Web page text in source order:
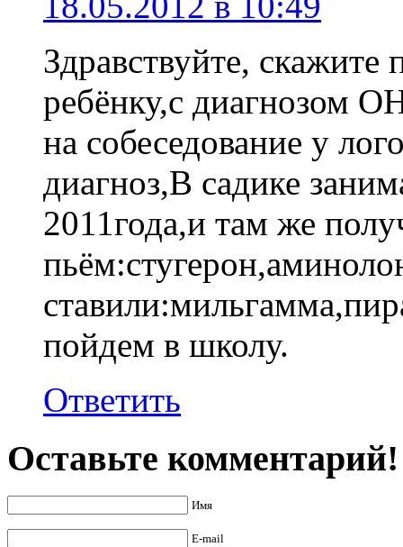
Здравствуйте,
ребёнку,с диагнозом
на собеседование у
диагноз,В садике
2011года,и там же
пойдем в школу.
Ответить
Оставьте комментарий!
Имя
E-mail